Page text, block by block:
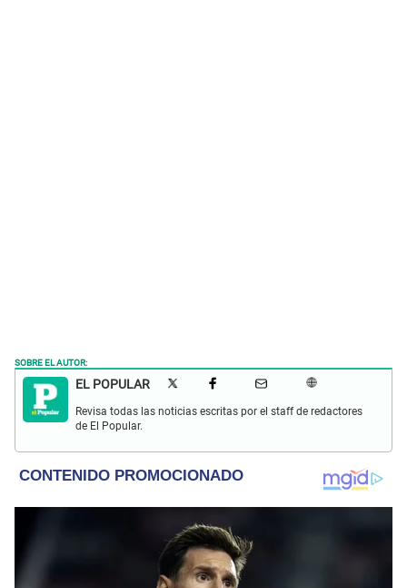
SOBRE EL AUTOR:
EL POPULAR
Revisa todas las noticias escritas por el staff de redactores
de El Popular.